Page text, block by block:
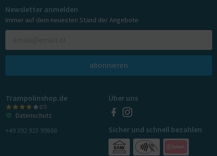
Newsletter anmelden
Immer auf dem neuesten Stand der Angebote
abonnieren
Trampolinshop.de
(27)
Datenschutz
+49 392 925 99866
Über uns
Sicher und schnell bezahlen